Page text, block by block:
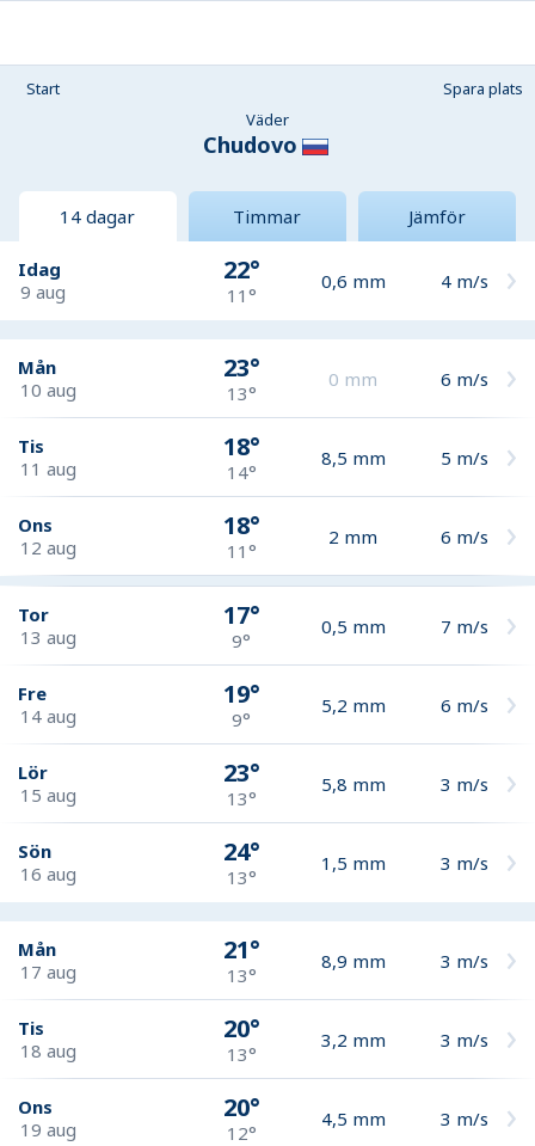
Start
Spara plats
Väder
Chudovo
14 dagar Timmar Jämför
Idag
9 aug
22°
11°
0,6 mm 4 m/s
Mån
10 aug
23°
13°
0 mm 6 m/s
Tis
11 aug
18°
14°
8,5 mm 5 m/s
Ons
12 aug
18°
11°
2 mm 6 m/s
Tor
13 aug
17°
9°
0,5 mm 7 m/s
Fre
14 aug
19°
9°
5,2 mm 6 m/s
Lör
15 aug
23°
13°
5,8 mm 3 m/s
Sön
16 aug
24°
13°
1,5 mm 3 m/s
Mån
17 aug
21°
13°
8,9 mm 3 m/s
Tis
18 aug
20°
13°
3,2 mm 3 m/s
Ons
19 aug
20°
12°
4,5 mm 3 m/s